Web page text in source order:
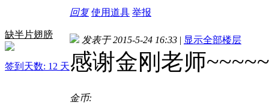
回复 使用道具 举报
缺半片翅膀
签到天数: 12 天
发表于 2015-5-24 16:33 | 显示全部楼层
感谢金刚老师
金币: